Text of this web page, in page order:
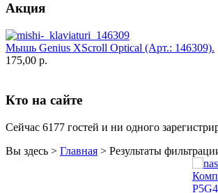
Huawei
Impression
Intel
Kme
Logicpower
Majesty
Maxxtro
Акция
Мышь Genius XScroll Optical (Арт.: 146309).
175,00 р.
Кто на сайте
Сейчас 6177 гостей и ни одного
Вы здесь > Главная > Результаты